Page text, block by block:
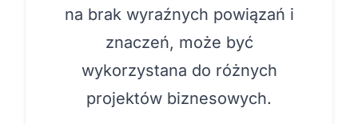
na brak wyraźnych powiązań i
znaczeń, może być
wykorzystana do różnych
projektów biznesowych.